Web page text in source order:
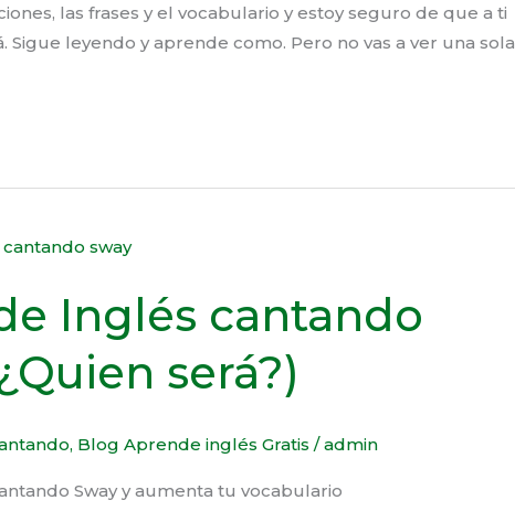
las frases y el vocabulario y estoy seguro de que a ti
Sigue leyendo y aprende como. Pero no vas a ver una sola
Inglés cantando
será?)
, Blog Aprende inglés Gratis /admin
Sway y aumenta tu vocabulario